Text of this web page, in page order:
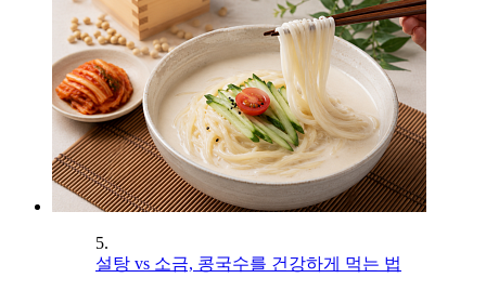
5.
설탕 vs 소금, 콩국수를 건강하게 먹는 법